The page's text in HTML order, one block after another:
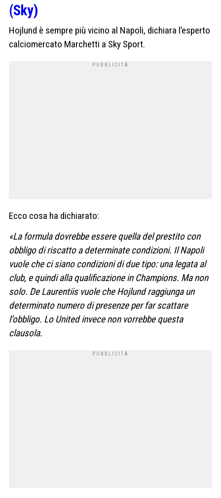
(Sky)
Hojlund è sempre più vicino al Napoli, dichiara l’esperto
calciomercato Marchetti a Sky Sport.
Ecco cosa ha dichiarato:
«La formula dovrebbe essere quella del prestito con
obbligo di riscatto a determinate condizioni. Il Napoli
vuole che ci siano condizioni di due tipo: una legata al
club, e quindi alla qualificazione in Champions. Ma non
solo. De Laurentiis vuole che Hojlund raggiunga un
determinato numero di presenze per far scattare
l’obbligo. Lo United invece non vorrebbe questa
clausola.